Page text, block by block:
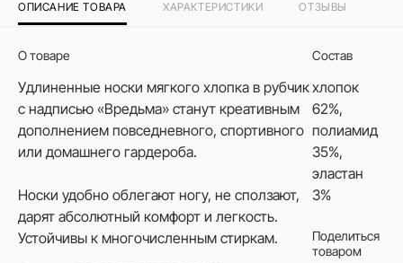
ОПИСАНИЕ ТОВАРА ХАРАКТЕРИСТИКИ ОТЗЫВЫ
О товаре
Удлиненные носки мягкого хлопка в рубчик
с надписью «Вредьма» станут креативным
дополнением повседневного, спортивного
или домашнего гардероба.
Носки удобно облегают ногу, не сползают,
дарят абсолютный комфорт и легкость.
Устойчивы к многочисленным стиркам.
Состав
хлопок
62%,
полиамид
35%,
эластан
3%
Поделиться
товаром